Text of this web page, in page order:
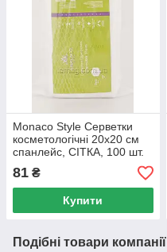
Monaco Style Серветки
косметологічні 20х20 см
спанлейс, СІТКА, 100 шт.
81 ₴
Купити
Подібні товари компанії